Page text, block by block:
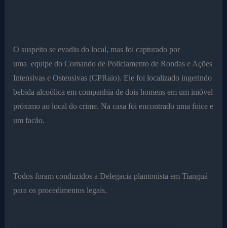
O suspeito se evadiu do local, mas foi capturado por
uma equipe do Comando de Policiamento de Rondas e Ações
Intensivas e Ostensivas (CPRaio). Ele foi localizado ingerindo
bebida alcoólica em companhia de dois homens em um imóvel
próximo ao local do crime. Na casa foi encontrado uma foice e
um facão.
Todos foram conduzidos a Delegacia plantonista em Tianguá
para os procedimentos legais.